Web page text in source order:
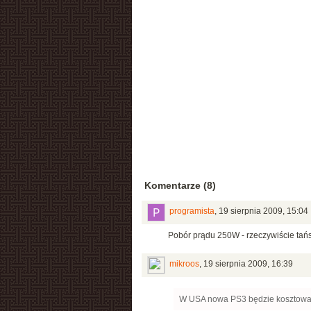
Komentarze (8)
programista, 19 sierpnia 2009, 15:04
Pobór prądu 250W - rzeczywiście
mikroos, 19 sierpnia 2009, 16:39
W USA nowa PS3 będzie